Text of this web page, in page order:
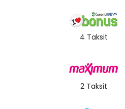
4 Taksit
2 Taksit